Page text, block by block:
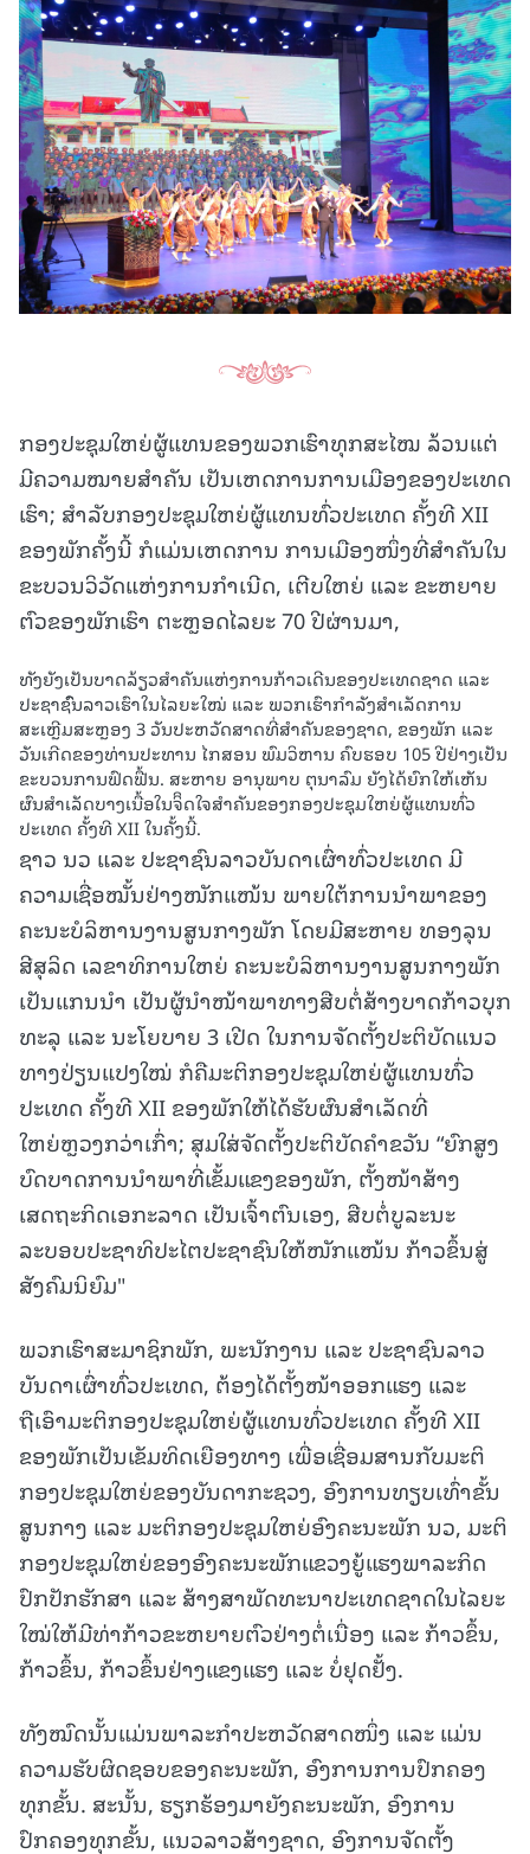
ກອງປະຊຸມໃຫຍ່ຜູ້ແທນຂອງພວກເຮົາທຸກສະໄໝ ລ້ວນແຕ່
ມີຄວາມໝາຍສໍາຄັນ ເປັນເຫດການການເມືອງຂອງປະເທດ
ເຮົາ; ສໍາລັບກອງປະຊຸມໃຫຍ່ຜູ້ແທນທົ່ວປະເທດ ຄັ້ງທີ XII
ຂອງພັກຄັ້ງນີ້ ກໍແມ່ນເຫດການ ການເມືອງໜຶ່ງທີ່ສຳຄັນໃນ
ຂະບວນວິວັດແຫ່ງການກຳເນີດ, ເຕີບໃຫຍ່ ແລະ ຂະຫຍາຍ
ຕົວຂອງພັກເຮົາ ຕະຫຼອດໄລຍະ 70 ປີຜ່ານມາ,
ທັງຍັງເປັນບາດລ້ຽວສໍາຄັນແຫ່ງການກ້າວເດີນຂອງປະເທດຊາດ ແລະ
ປະຊາຊົົນລາວເຮົາໃນໄລຍະໃໝ່ ແລະ ພວກເຮົາກຳລັງສໍາເລັດການ
ສະເຫຼີມສະຫຼອງ 3 ວັນປະຫວັດສາດທີ່ສໍາຄັນຂອງຊາດ, ຂອງພັກ ແລະ
ວັນເກີດຂອງທ່ານປະທານ ໄກສອນ ພົມວິຫານ ຄົບຮອບ 105 ປີຢ່າງເປັນ
ຂະບວນການຟົດຟື້ນ. ສະຫາຍ ອານຸພາບ ຕຸນາລົມ ຍັງໄດ້ຍົກໃຫ້ເຫັນ
ຜົນສໍາເລັດບາງເນື້ອໃນຈິິດໃຈສໍາຄັນຂອງກອງປະຊຸມໃຫຍ່ຜູ້ແທນທົ່ວ
ປະເທດ ຄັ້ງທີ XII ໃນຄັ້ງນີ້.
ຊາວ ນວ ແລະ ປະຊາຊົນລາວບັນດາເຜົ່າທົ່ວປະເທດ ມີ
ຄວາມເຊື່ອໝັ້ນຢ່າງໜັກແໜ້ນ ພາຍໃຕ້ການນຳພາຂອງ
ຄະນະບໍລິຫານງານສູນກາງພັກ ໂດຍມີສະຫາຍ ທອງລຸນ
ສີສຸລິດ ເລຂາທິການໃຫຍ່ ຄະນະບໍລິຫານງານສູນກາງພັກ
ເປັນແກນນໍາ ເປັນຜູ້ນໍາໜ້າພາທາງສືບຕໍ່ສ້າງບາດກ້າວບຸກ
ທະລຸ ແລະ ນະໂຍບາຍ 3 ເປີດ ໃນການຈັດຕັ້ງປະຕິບັດແນວ
ທາງປ່ຽນແປງໃໝ່ ກໍຄືມະຕິກອງປະຊຸມໃຫຍ່ຜູ້ແທນທົ່ວ
ປະເທດ ຄັ້ງທີ XII ຂອງພັກໃຫ້ໄດ້ຮັບຜົນສໍາເລັດທີ່
ໃຫຍ່ຫຼວງກວ່າເກົ່າ; ສຸມໃສ່ຈັດຕັ້ງປະຕິບັດຄໍາຂວັນ “ຍົກສູງ
ບົດບາດການນໍາພາທີ່ເຂັ້ມແຂງຂອງພັກ, ຕັ້ງໜ້າສ້າງ
ເສດຖະກິດເອກະລາດ ເປັນເຈົ້າຕົນເອງ, ສືບຕໍ່ບູລະນະ
ລະບອບປະຊາທິປະໄຕປະຊາຊົນໃຫ້ໜັກແໜ້ນ ກ້າວຂຶ້ນສູ່
ສັງຄົມນິຍົມ"
ພວກເຮົາສະມາຊິກພັກ, ພະນັກງານ ແລະ ປະຊາຊົນລາວ
ບັນດາເຜົ່າທົ່ວປະເທດ, ຕ້ອງໄດ້ຕັ້ງໜ້າອອກແຮງ ແລະ
ຖືເອົາມະຕິກອງປະຊຸມໃຫຍ່ຜູ້ແທນທົ່ວປະເທດ ຄັ້ງທີ XII
ຂອງພັກເປັນເຂັມທິດເຍືອງທາງ ເພື່ອເຊື່ອມສານກັບມະຕິ
ກອງປະຊຸມໃຫຍ່ຂອງບັນດາກະຊວງ, ອົງການທຽບເທົ່າຂັ້ນ
ສູນກາງ ແລະ ມະຕິກອງປະຊຸມໃຫຍ່ອົງຄະນະພັກ ນວ, ມະຕິ
ກອງປະຊຸມໃຫຍ່ຂອງອົງຄະນະພັກແຂວງຍູ້ແຮງພາລະກິດ
ປົກປັກຮັກສາ ແລະ ສ້າງສາພັດທະນາປະເທດຊາດໃນໄລຍະ
ໃໝ່ໃຫ້ມີທ່າກ້າວຂະຫຍາຍຕົວຢ່າງຕໍ່ເນື່ອງ ແລະ ກ້າວຂຶ້ນ,
ກ້າວຂຶ້ນ, ກ້າວຂຶ້ນຢ່າງແຂງແຮງ ແລະ ບໍ່ຢຸດຢັ້ງ.
ທັງໝົດນັ້ນແມ່ນພາລະກຳປະຫວັດສາດໜຶ່ງ ແລະ ແມ່ນ
ຄວາມຮັບຜິດຊອບຂອງຄະນະພັກ, ອົງການການປົກຄອງ
ທຸກຂັ້ນ. ສະນັ້ນ, ຮຽກຮ້ອງມາຍັງຄະນະພັກ, ອົງການ
ປົກຄອງທຸກຂັ້ນ, ແນວລາວສ້າງຊາດ, ອົງການຈັດຕັ້ງ